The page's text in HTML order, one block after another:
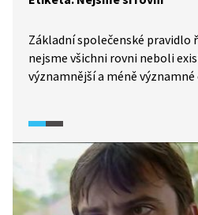
Základní společenské pravidlo
nejsme všichni rovni neboli
významnější a méně významné
v nadřízeném postavení. Od
společenská pravidla: Kdo
představuje nebo kdo první
když se sejdou samé